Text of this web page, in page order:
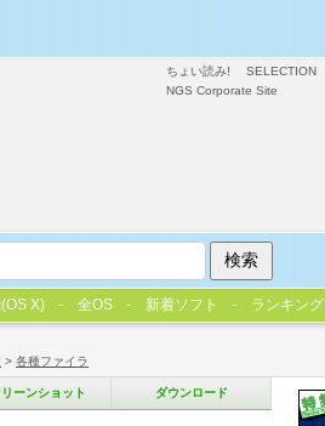
> 各種ファイラ
ーンショット ダウンロード
ちょい読み! SELECTION
NGS Corporate Site
X) 全OS 新着ソフト ランキング